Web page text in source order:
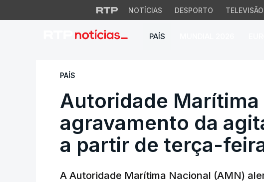
NOTÍCIAS DESPORTO TELEVISÃO
PAÍS
Autoridade Marítima
PAÍS
Autoridade Marítima
agravamento da
a partir de terça-
A Autoridade Marítima Nacional (AMN)